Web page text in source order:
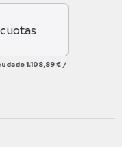
cuotas
1.108,89 € /